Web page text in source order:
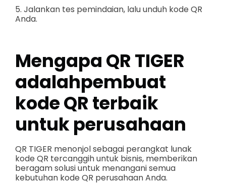
5. Jalankan tes pemindaian, lalu unduh kode QR
Anda.
Mengapa QR TIGER
adalahpembuat
kode QR terbaik
untuk perusahaan
QR TIGER menonjol sebagai perangkat lunak
kode QR tercanggih untuk bisnis, memberikan
beragam solusi untuk menangani semua
kebutuhan kode QR perusahaan Anda.